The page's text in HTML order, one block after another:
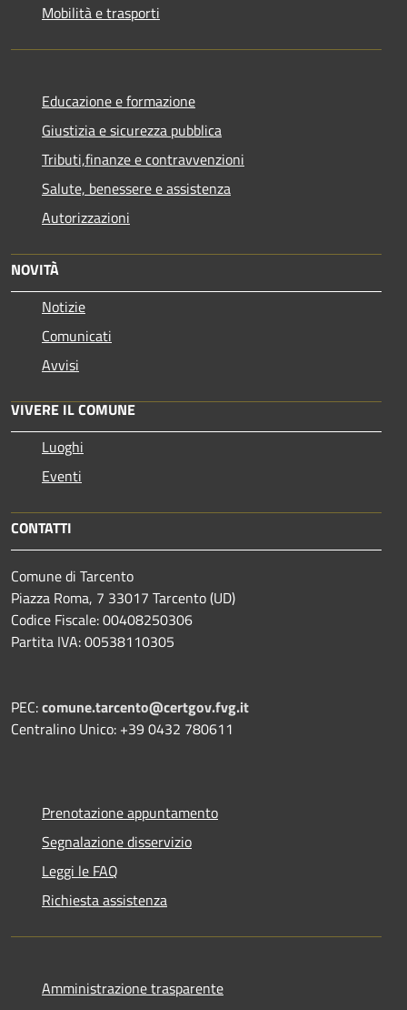
Mobilità e trasporti
Educazione e formazione
Giustizia e sicurezza pubblica
Tributi,finanze e contravvenzioni
Salute, benessere e assistenza
Autorizzazioni
NOVITÀ
Notizie
Comunicati
Avvisi
VIVERE IL COMUNE
Luoghi
Eventi
CONTATTI
Comune di Tarcento
Piazza Roma, 7 33017 Tarcento (UD)
Codice Fiscale: 00408250306
Partita IVA: 00538110305
PEC:comune.tarcento@certgov.fvg.it
Centralino Unico: +39 0432 780611
Prenotazione appuntamento
Segnalazione disservizio
Leggi le FAQ
Richiesta assistenza
Amministrazione trasparente